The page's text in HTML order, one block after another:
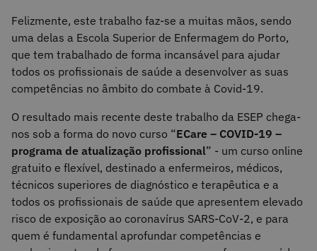
Felizmente, este trabalho faz-se a muitas mãos, sendo
uma delas a Escola Superior de Enfermagem do Porto,
que tem trabalhado de forma incansável para ajudar
todos os profissionais de saúde a desenvolver as suas
competências no âmbito do combate à Covid-19.
O resultado mais recente deste trabalho da ESEP chega-
nos sob a forma do novo curso “ECare – COVID-19 –
programa de atualização profissional” - um curso online
gratuito e flexível, destinado a enfermeiros, médicos,
técnicos superiores de diagnóstico e terapêutica e a
todos os profissionais de saúde que apresentem elevado
risco de exposição ao coronavírus SARS-CoV-2, e para
quem é fundamental aprofundar competências e